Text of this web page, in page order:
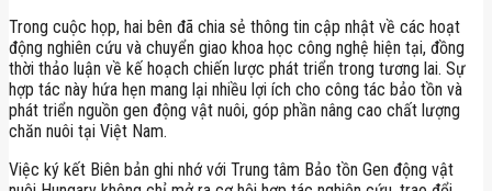
Trong cuộc họp, hai bên đã chia sẻ thông tin cập nhật về các hoạt
động nghiên cứu và chuyển giao khoa học công nghệ hiện tại, đồng
thời thảo luận về kế hoạch chiến lược phát triển trong tương lai. Sự
hợp tác này hứa hẹn mang lại nhiều lợi ích cho công tác bảo tồn và
phát triển nguồn gen động vật nuôi, góp phần nâng cao chất lượng
chăn nuôi tại Việt Nam.
Việc ký kết Biên bản ghi nhớ với Trung tâm Bảo tồn Gen động vật